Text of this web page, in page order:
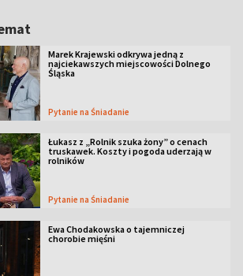
Marek Krajewski odkrywa jedną z
najciekawszych miejscowości Dolnego
Śląska
Pytanie na Śniadanie
Łukasz z „Rolnik szuka żony” o cenach
truskawek. Koszty i pogoda uderzają w
rolników
Pytanie na Śniadanie
Ewa Chodakowska o tajemniczej
chorobie mięśni